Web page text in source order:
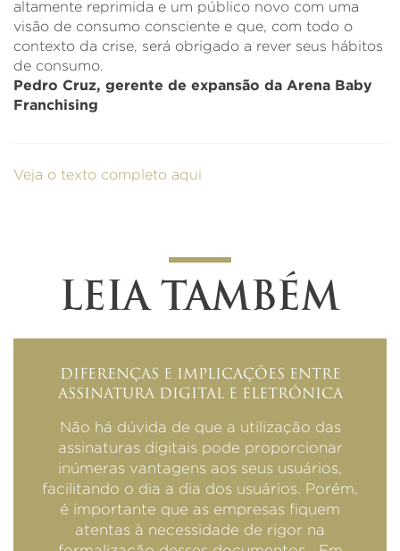
altamente reprimida e um público novo com uma
visão de consumo consciente e que, com todo o
contexto da crise, será obrigado a rever seus hábitos
de consumo.
Pedro Cruz, gerente de expansão da Arena Baby
Franchising
Veja o texto completo aqui
LEIA TAMBÉM
DIFERENÇAS E IMPLICAÇÕES ENTRE
ASSINATURA DIGITAL E ELETRÔNICA
Não há dúvida de que a utilização das
assinaturas digitais pode proporcionar
inúmeras vantagens aos seus usuários,
facilitando o dia a dia dos usuários. Porém,
é importante que as empresas fiquem
atentas à necessidade de rigor na